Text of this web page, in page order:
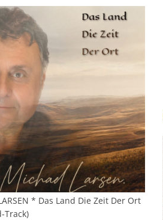
* Das Land Die Zeit Der Ort
Track)